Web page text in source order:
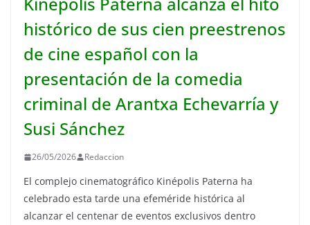
histórico de sus cien preestrenos
de cine español con la
presentación de la comedia
criminal de Arantxa Echevarría y
Susi Sánchez
26/05/2026 Redaccion
El complejo cinematográfico Kinépolis Paterna ha
celebrado esta tarde una efeméride histórica al
alcanzar el centenar de eventos exclusivos dentro